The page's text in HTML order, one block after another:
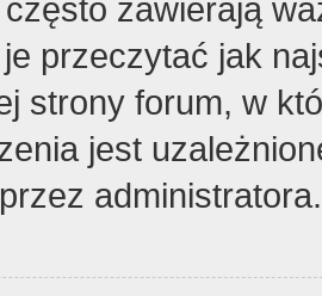
często zawierają
przeczytać jak
strony forum, w
jest
administratora.